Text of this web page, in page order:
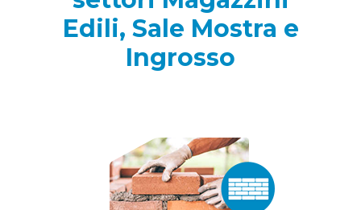
Edili, Sale Mostra e
Ingrosso